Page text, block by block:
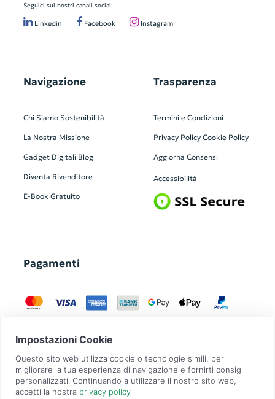
Seguici sui nostri canali social:
Linkedin Facebook Instagram
Navigazione
Chi Siamo Sostenibilità
La Nostra Missione
Gadget Digitali Blog
Diventa Rivenditore
E-Book Gratuito
Trasparenza
Termini e Condizioni
Privacy Policy Cookie Policy
Aggiorna Consensi
Accessibilità
Pagamenti
GadgetZilla è un Brand di Overbi S.r.l.| realizzato conContit | © 2026 Tutti
i diritti riservati | P.IVA: 09351560967